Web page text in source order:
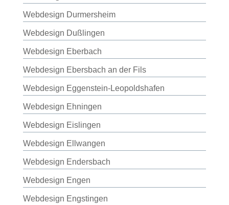
Webdesign Durmersheim
Webdesign Dußlingen
Webdesign Eberbach
Webdesign Ebersbach an der Fils
Webdesign Eggenstein-Leopoldshafen
Webdesign Ehningen
Webdesign Eislingen
Webdesign Ellwangen
Webdesign Endersbach
Webdesign Engen
Webdesign Engstingen